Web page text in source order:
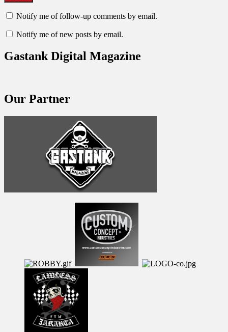
Notify me of follow-up comments by email.
Notify me of new posts by email.
Gastank Digital Magazine
Our Partner